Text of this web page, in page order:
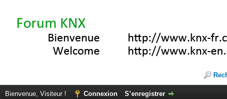
Bienvenue, Visiteur ! Connexion S’enregistrer